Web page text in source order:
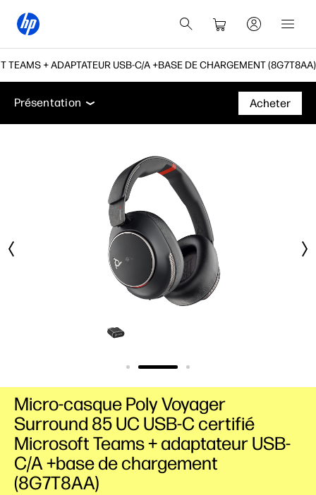
+ ADAPTATEUR USB-C/A +BASE DE CHARGEMENT (8G7T8AA)
Présentation Caractéristiques Accessoires
Présentation
Acheter
Micro-casque Poly Voyager
Surround 85 UC USB-C certifié
Microsoft Teams + adaptateur USB-
C/A +base de chargement
(8G7T8AA)